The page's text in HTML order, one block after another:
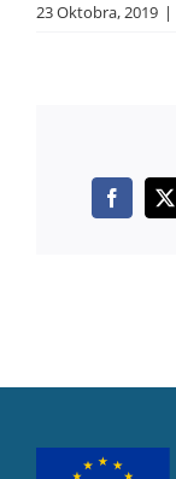
23 Oktobra, 2019 |
Facebook
X